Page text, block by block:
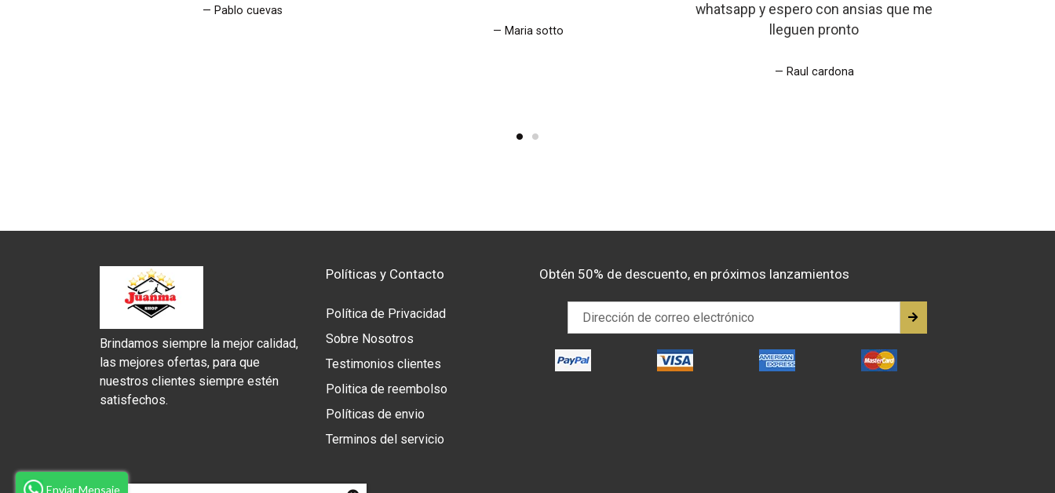
Pablo cuevas
Maria sotto
whatsapp y espero con ansias que me
lleguen pronto
Raul cardona
Brindamos siempre la mejor calidad,
las mejores ofertas, para que
nuestros clientes siempre estén
satisfechos.
Políticas y Contacto
Política de Privacidad
Sobre Nosotros
Testimonios clientes
Politica de reembolso
Políticas de envio
Terminos del servicio
Obtén 50% de descuento, en próximos lanzamientos
Enviar Mensaje